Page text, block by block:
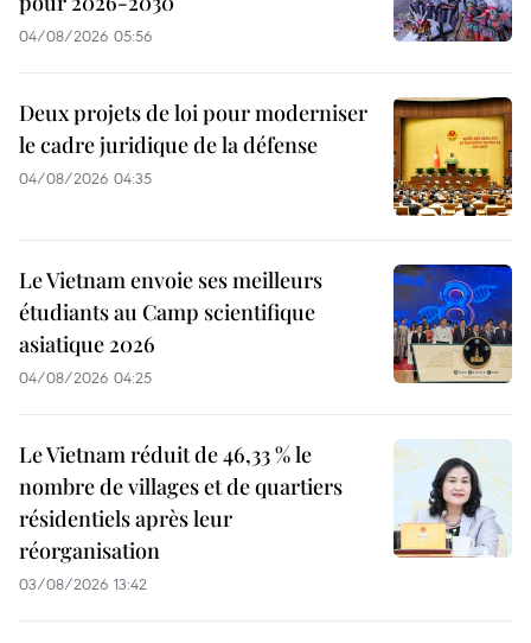
04/08/2026 05:56
Deux projets de loi pour moderniser
le cadre juridique de la défense
04/08/2026 04:35
Le Vietnam envoie ses meilleurs
étudiants au Camp scientifique
asiatique 2026
04/08/2026 04:25
Le Vietnam réduit de 46,33 % le
nombre de villages et de quartiers
résidentiels après leur
réorganisation
03/08/2026 13:42